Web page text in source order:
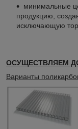
минимальные
продукцию,
исключающую
ОСУЩЕСТВЛЯЕМ
Варианты